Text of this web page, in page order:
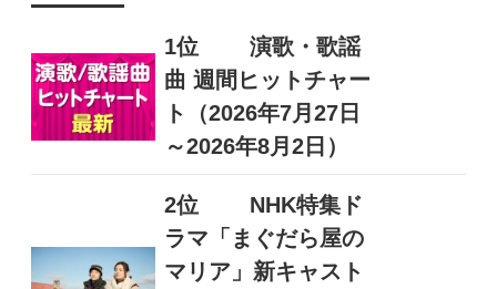
1位
演歌・歌謡
曲 週間ヒットチャー
ト（2026年7月27日
～2026年8月2日）
2位
NHK特集ド
ラマ「まぐだら屋の
マリア」新キャスト